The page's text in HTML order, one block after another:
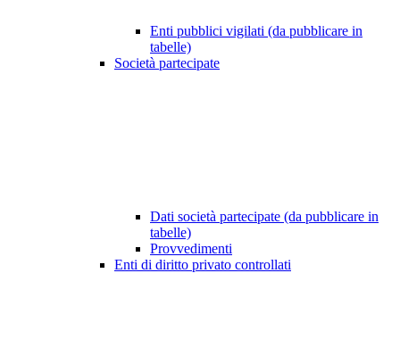
Enti pubblici vigilati (da pubblicare in
tabelle)
Società partecipate
Dati società partecipate (da pubblicare in
tabelle)
Provvedimenti
Enti di diritto privato controllati